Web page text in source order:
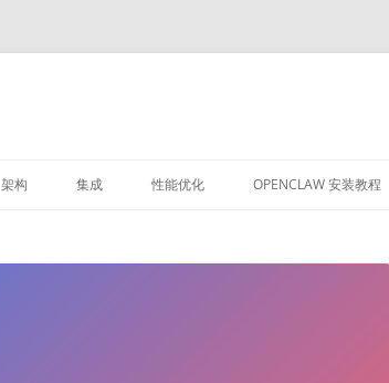
架构 集成 性能优化 OPENCLAW 安装教程